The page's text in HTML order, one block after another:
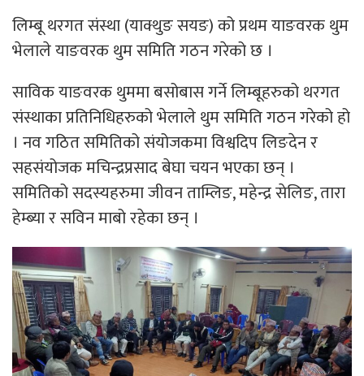
लिम्बू थरगत संस्था (याक्थुङ सयङ) को प्रथम याङवरक थुम
भेलाले याङवरक थुम समिति गठन गरेको छ ।
साविक याङवरक थुममा बसोबास गर्ने लिम्बूहरुको थरगत
संस्थाका प्रतिनिधिहरुको भेलाले थुम समिति गठन गरेको हो
। नव गठित समितिको संयोजकमा विश्वदिप लिङदेन र
सहसंयोजक मचिन्द्रप्रसाद बेघा चयन भएका छन् ।
समितिको सदस्यहरुमा जीवन ताम्लिङ, महेन्द्र सेलिङ, तारा
हेम्ब्या र सविन माबो रहेका छन् ।